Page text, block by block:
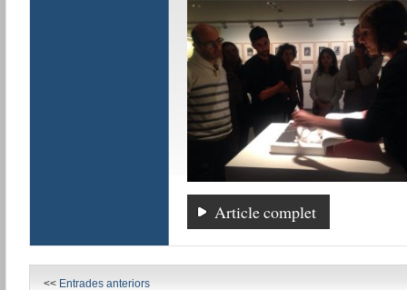
Article complet
<< Entrades anteriors